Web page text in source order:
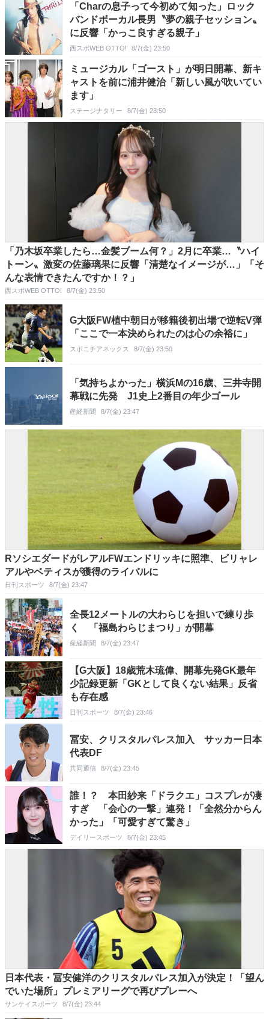
「Charの息子って今初めて知った」ロック
バンドボーカル長男〝夢の親子セッション〟
に反響「かっこ良すぎる親子」
西スポWEB OTTO! 8/7(金) 23:50
ミュージカル「ゴースト」が明日開幕、新キ
ャストを前に浦井健治「新しい風が吹いてい
ます」
ステージナタリー 8/7(金) 23:50
「乃木坂卒業したら…金髪ブーム何？」2月に卒業…〝ハイ
トーン〟激変の佐藤璃果に反響「清楚なイメージが…」「そ
んな表情できたんですか！？」
西スポWEB OTTO! 8/7(金) 23:50
G大阪FW植中朝日が移籍後初出場で逆転V弾
「ここで一本決められたのは心の余裕に」
スポニチアネックス 8/7(金) 23:50
「気持ちよかった」横浜Mの16歳、三井寺開
幕戦に先発 J1史上2番目の年少ゴール
産経新聞 8/7(金) 23:47
RソシエダードがレアルFWエンドリッキに照準、ビリャレ
アルやベティスが獲得のライバルに
日刊スポーツ 8/7(金) 23:47
全長12メートルの大わらじを担いで練り歩
く 「福島わらじまつり」が開幕
産経新聞 8/7(金) 23:47
【G大阪】18歳荒木琉偉、開幕先発GK最年
少記録更新「GKとして良くない結果」反省
も存在感
日刊スポーツ 8/7(金) 23:46
冨安、クリスタルパレス加入 サッカー日本
代表DF
共同通信 8/7(金) 23:45
誰！？ 本田紗来「ドラクエ」コスプレが凄
すぎ 「会心の一撃」連発！「全然分からん
かった」「可愛すぎて驚き」
デイリースポーツ 8/7(金) 23:45
日本代表・冨安健洋のクリスタルパレス加入が決定！「望ん
でいた場所」プレミアリーグで再びプレーへ
サンケイスポーツ 8/7(金) 23:44